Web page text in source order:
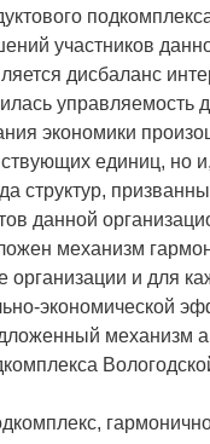
участников
дисбаланс
управляемость
экономики
единиц, но
структур,
данной
механизм
и для
экономической
механизм